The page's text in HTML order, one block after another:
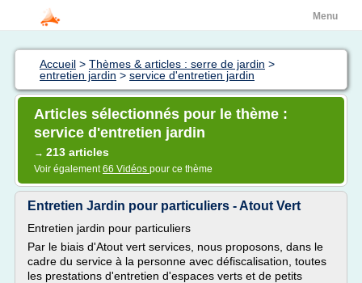
Menu
Accueil > Thèmes & articles : serre de jardin >
entretien jardin > service d'entretien jardin
Articles sélectionnés pour le thème :
service d'entretien jardin
→ 213 articles
Voir également66 Vidéos pour ce thème
Entretien Jardin pour particuliers - Atout Vert
Entretien jardin pour particuliers
Par le biais d'Atout vert services, nous proposons, dans le
cadre du service à la personne avec défiscalisation, toutes
les prestations d'entretien d'espaces verts et de petits